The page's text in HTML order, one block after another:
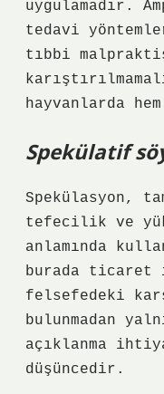
uygulamadır.
tedavi
tıbbi
hayvanlarda
Spekülatif
Spekülasyon,
tefecilik ve
anlamında
burada
felsefedeki
bulunmadan
açıklanma
düşüncedir.